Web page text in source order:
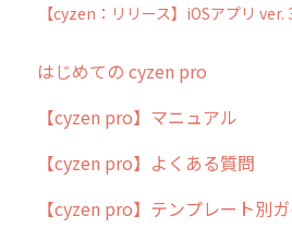
【cyzen：リリース】iOSアプリ
はじめての cyzen pro
cyzen pro とは？
簡易マニュアル
cyzen proの位置情報取得に
【cyzen pro】マニュアル
【cyzen pro】よくある質問
【cyzen pro】テンプレート別